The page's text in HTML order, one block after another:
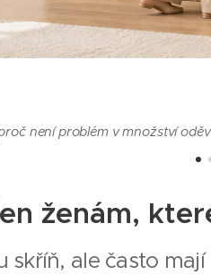
není problém v množství
ženám,
skříň, ale často